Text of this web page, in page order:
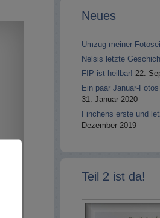
Neues
Umzug meiner
Nelsis letzte
FIP ist heilbar! 22.
Ein paar Januar-
31. Januar 2020
Finchens erste und
Dezember 2019
Teil 2 ist da!